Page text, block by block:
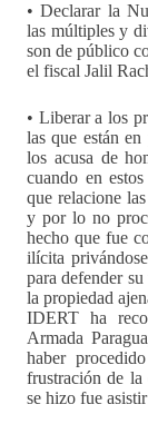
• Declarar la
las múltiples y
son de público
el fiscal Jalil
• Liberar a los
las que están
los acusa de
cuando en
que relacione
y por lo no
hecho que fue
ilícita
para defender
la propiedad
IDERT ha
Armada
haber
frustración de
se hizo fue